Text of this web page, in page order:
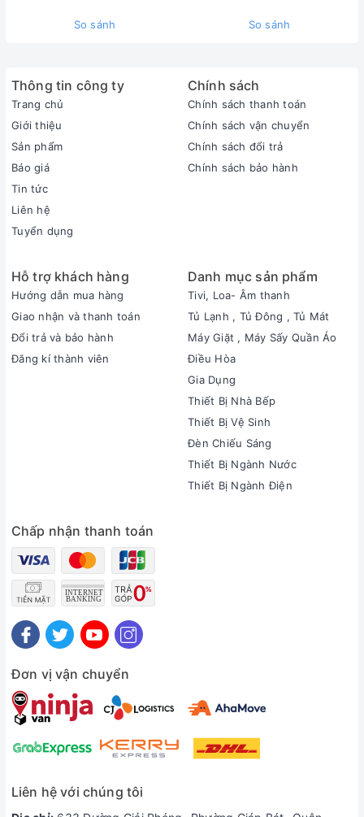
So sánh So sánh
Thông tin công ty
Trang chủ
Giới thiệu
Sản phẩm
Báo giá
Tin tức
Liên hệ
Tuyển dụng
Chính sách
Chính sách thanh toán
Chính sách vận chuyển
Chính sách đổi trả
Chính sách bảo hành
Hỗ trợ khách hàng
Hướng dẫn mua hàng
Giao nhận và thanh toán
Đổi trả và bảo hành
Đăng kí thành viên
Danh mục sản phẩm
Tivi, Loa- Âm thanh
Tủ Lạnh , Tủ Đông , Tủ Mát
Máy Giặt , Máy Sấy Quần Áo
Điều Hòa
Gia Dụng
Thiết Bị Nhà Bếp
Thiết Bị Vệ Sinh
Đèn Chiếu Sáng
Thiết Bị Ngành Nước
Thiết Bị Ngành Điện
Chấp nhận thanh toán
Đơn vị vận chuyển
Liên hệ với chúng tôi